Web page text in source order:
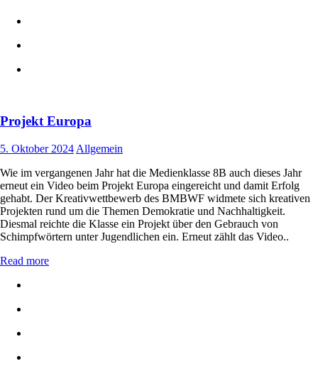
Projekt Europa
5. Oktober 2024 Allgemein
Wie im vergangenen Jahr hat die Medienklasse 8B auch dieses Jahr
erneut ein Video beim Projekt Europa eingereicht und damit Erfolg
gehabt. Der Kreativwettbewerb des BMBWF widmete sich kreativen
Projekten rund um die Themen Demokratie und Nachhaltigkeit.
Diesmal reichte die Klasse ein Projekt über den Gebrauch von
Schimpfwörtern unter Jugendlichen ein. Erneut zählt das Video..
Read more